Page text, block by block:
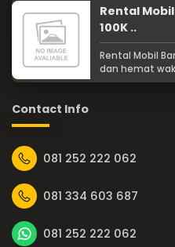
Rental
100K ..
Rental Mobil
dan hemat
Contact Info
081 252 222 062
081 334 603 687
081 252 222 062